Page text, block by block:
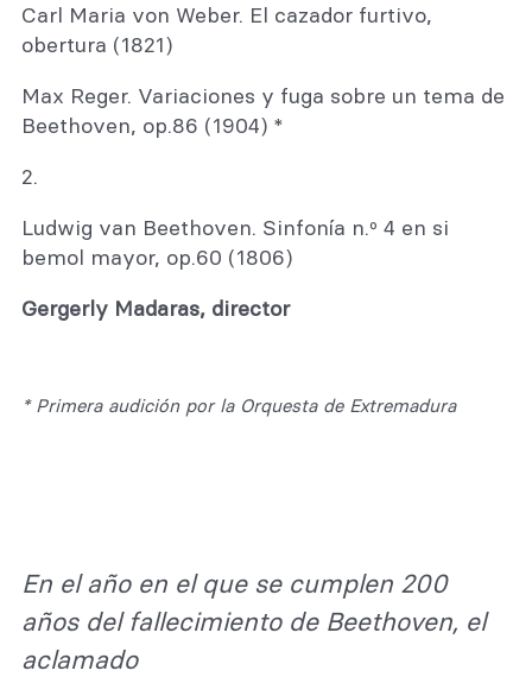
Carl Maria von Weber. El cazador furtivo,
obertura (1821)
Max Reger. Variaciones y fuga sobre un tema de
Beethoven, op.86 (1904) *
2.
Ludwig van Beethoven. Sinfonía n.º 4 en si
bemol mayor, op.60 (1806)
Gergerly Madaras, director
* Primera audición por la Orquesta de Extremadura
En el año en el que se cumplen 200
años del fallecimiento de Beethoven, el
aclamado